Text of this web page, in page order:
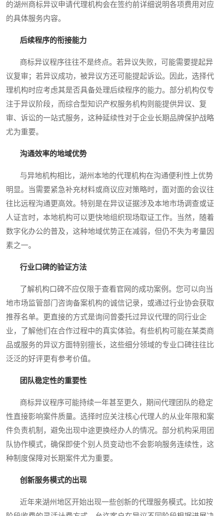
的湖州商标异议申请代理机构会在签约前详细说明各项费用对应
的具体服务内容。
后续程序的衔接能力
商标异议程序往往不是终点。若异议失败，可能需要提起异
议复审；若异议成功，被异议方还可能提起诉讼。因此，选择代
理机构时应考虑其是否具备处理后续程序的能力。部分机构仅专
注于异议阶段，而综合型知识产权服务机构则能提供异议、复
审、诉讼的一站式服务，这种延续性对于企业长期品牌保护战略
尤为重要。
沟通效率的地域优势
与异地机构相比，湖州本地的代理机构在沟通便利性上优势
明显。当需要紧急补充材料或商议应对策略时，面对面的会议往
往比远程沟通更高效。特别是在异议证据涉及本地市场调查或证
人证言时，本地机构可以更快地组织现场取证工作。当然，随着
数字化办公的普及，这种地域优势正在减弱，但仍不失为考量因
素之一。
行业口碑的验证方法
了解机构口碑不应仅限于查看官网的成功案例。您可以向当
地市场监管部门咨询备案机构的诚信记录，或通过行业协会获取
推荐名单。更直接的方式是询问曾委托过异议代理的同行业企
业，了解他们在合作过程中的真实体验。有些机构可能在某类商
品或服务的异议方面特别擅长，这些细分领域的专业口碑往往比
泛泛的好评更有参考价值。
团队稳定性的重要性
商标异议程序可能持续一年甚至更久，期间代理团队的稳定
性直接影响案件质量。选择时应关注核心代理人的从业年限和案
件负责机制，避免出现中途更换经办人的情况。部分机构采用团
队协作模式，确保即使个别人员变动也不会影响服务连续性，这
种制度保障对长期案件尤为重要。
创新服务模式的出现
近年来湖州地区开始出现一些创新的代理服务模式。比如按